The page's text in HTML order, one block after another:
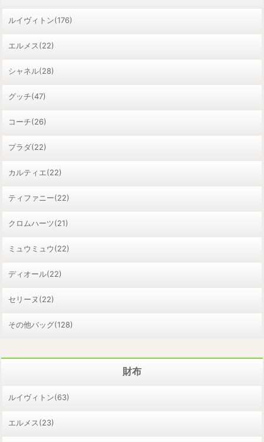
ルイヴィトン(176)
エルメス(22)
シャネル(28)
グッチ(47)
コーチ(26)
プラダ(22)
カルティエ(22)
ティファニー(22)
クロムハーツ(21)
ミュウミュウ(22)
ディオール(22)
セリーヌ(22)
その他バッグ(128)
財布
ルイヴィトン(63)
エルメス(23)